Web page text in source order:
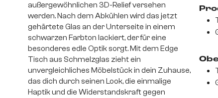
außergewöhnlichen 3D-Relief versehen
werden. Nach dem Abkühlen wird das jetzt
gehärtete Glas an der Unterseite in einem
schwarzen Farbton lackiert, der für eine
besonderes edle Optik sorgt. Mit dem Edge
Tisch aus Schmelzglas zieht ein
unvergleichliches Möbelstück in dein Zuhause,
das dich durch seinen Look, die einmalige
Haptik und die Widerstandskraft gegen